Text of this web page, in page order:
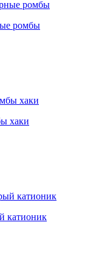
ромбы
хаки
катионик